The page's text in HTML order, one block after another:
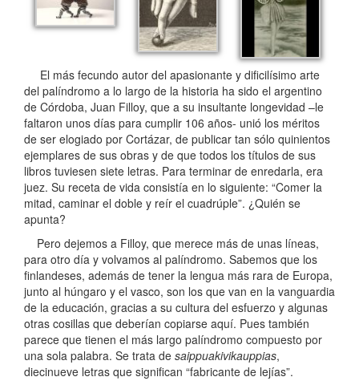
El más fecundo autor del apasionante y dificilísimo arte
del palíndromo a lo largo de la historia ha sido el argentino
de Córdoba, Juan Filloy, que a su insultante longevidad –le
faltaron unos días para cumplir 106 años- unió los méritos
de ser elogiado por Cortázar, de publicar tan sólo quinientos
ejemplares de sus obras y de que todos los títulos de sus
libros tuviesen siete letras. Para terminar de enredarla, era
juez. Su receta de vida consistía en lo siguiente: “Comer la
mitad, caminar el doble y reír el cuadrúple”. ¿Quién se
apunta?
Pero dejemos a Filloy, que merece más de unas líneas,
para otro día y volvamos al palíndromo. Sabemos que los
finlandeses, además de tener la lengua más rara de Europa,
junto al húngaro y el vasco, son los que van en la vanguardia
de la educación, gracias a su cultura del esfuerzo y algunas
otras cosillas que deberían copiarse aquí. Pues también
parece que tienen el más largo palíndromo compuesto por
una sola palabra. Se trata de saippuakivikauppias,
diecinueve letras que significan “fabricante de lejías”.